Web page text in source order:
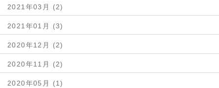
2021年03月 (2)
2021年01月 (3)
2020年12月 (2)
2020年11月 (2)
2020年05月 (1)